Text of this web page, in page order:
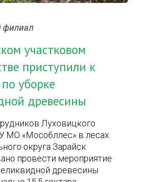
филиал
участковом
приступили к
уборке
древесины
Луховицкого
МО «Мособллес» в лесах
округа Зарайск
провести мероприятие
древесины